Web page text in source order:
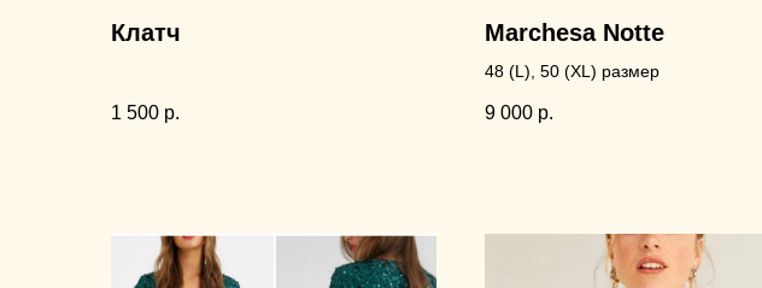
Клатч
1 500 р.
Marchesa Notte
48 (L), 50 (XL) размер
9 000 р.